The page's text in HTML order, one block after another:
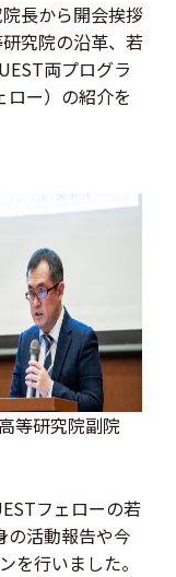
長から開会挨拶
究院の沿革、若
両プログラ
ロー）の紹介を
等研究院副院
フェローの若
の活動報告や今
を行いました。